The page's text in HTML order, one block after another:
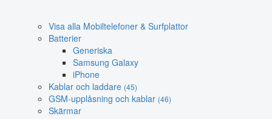
Visa alla Mobiltelefoner & Surfplattor
Batterier
Generiska
Samsung Galaxy
iPhone
Kablar och laddare (45)
GSM-upplåsning och kablar (46)
Skärmar